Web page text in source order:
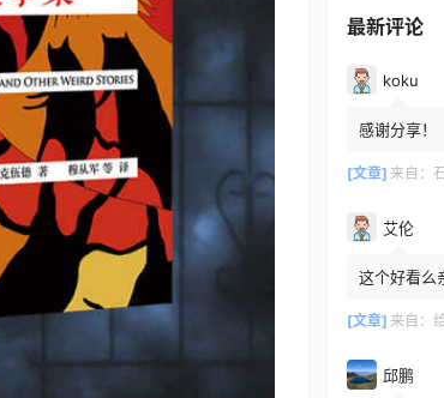
最新评论
koku
感谢分享！
[文章] 来自：
艾伦
这个好看么
[文章] 来自： 给
邱鹏